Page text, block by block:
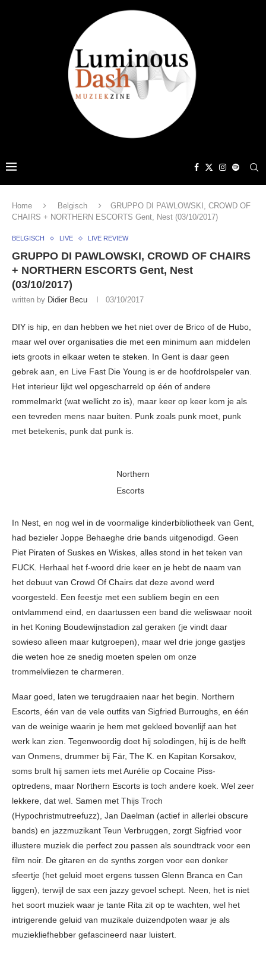
Home Belgisch
GRUPPO DI PAWLOWSKI, CROWD OF
CHAIRS + NORTHERN ESCORTS Gent, Nest (03/10/2017)
BELGISCH LIVE LIVE REVIEW
GRUPPO DI PAWLOWSKI, CROWD OF CHAIRS
+ NORTHERN ESCORTS Gent, Nest
(03/10/2017)
written by Didier Becu 03/10/2017
DIY is hip, en dan hebben we het niet over de Brico of de Hubo,
maar wel over organisaties die met een minimum aan middelen
iets groots in elkaar weten te steken. In Gent is daar geen
gebrek aan, en Live Fast Die Young is er de hoofdrolspeler van.
Het interieur lijkt wel opgescharreld op één of andere
rommelmarkt (wat wellicht zo is), maar keer op keer kom je als
een tevreden mens naar buiten. Punk zoals punk moet, punk
met betekenis, punk dat punk is.
Northern
Escorts
In Nest, en nog wel in de voormalige kinderbibliotheek van Gent,
had bezieler Joppe Behaeghe drie bands uitgenodigd. Geen
Piet Piraten of Suskes en Wiskes, alles stond in het teken van
FUCK. Herhaal het f-woord drie keer en je hebt de naam van
het debuut van Crowd Of Chairs dat deze avond werd
voorgesteld. Een feestje met een subliem begin en een
ontvlammend eind, en daartussen een band die weliswaar nooit
in het Koning Boudewijnstadion zal geraken (je vindt daar
sowieso alleen maar kutgroepen), maar wel drie jonge gastjes
die weten hoe ze snedig moeten spelen om onze
trommelvliezen te charmeren.
Maar goed, laten we terugdraaien naar het begin. Northern
Escorts, één van de vele outfits van Sigfried Burroughs, en één
van de weinige waarin je hem met gekleed bovenlijf aan het
werk kan zien. Tegenwoordig doet hij solodingen, hij is de helft
van Onmens, drummer bij Fär, The K. en Kapitan Korsakov,
soms brult hij samen iets met Aurélie op Cocaine Piss-
optredens, maar Northern Escorts is toch andere koek. Wel zeer
lekkere, dat wel. Samen met Thijs Troch
(Hypochristmutreefuzz), Jan Daelman (actief in allerlei obscure
bands) en jazzmuzikant Teun Verbruggen, zorgt Sigfried voor
illustere muziek die perfect zou passen als soundtrack voor een
film noir. De gitaren en de synths zorgen voor een donker
sfeertje (het geluid moet ergens tussen Glenn Branca en Can
liggen), terwijl de sax een jazzy gevoel schept. Neen, het is niet
het soort muziek waar je tante Rita zit op te wachten, wel het
intrigerende geluid van muzikale duizendpoten waar je als
muziekliefhebber gefascineerd naar luistert.